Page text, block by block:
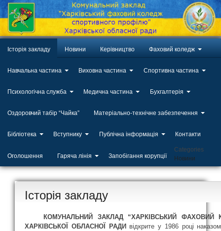
Історія закладу Новини Керівництво Фаховий коледж
Навчальна частина Виховна частина Спортивна частина
Психологічна служба Медична частина Бухгалтерія
Оздоровчий табір “Чайка” Матеріально-технічне забезпечення
Бібліотека Вступнику Публічна інформація Контакти
Оголошення Гаряча лінія Запобігання корупції
Categories
Новини
Історія закладу
КОМУНАЛЬНИЙ ЗАКЛАД “ХАРКІВСЬКИЙ ФАХОВИЙ
ХАРКІВСЬКОЇ ОБЛАСНОЇ РАДИ відкрите у 1986 році